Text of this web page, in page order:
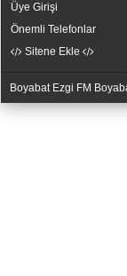
Üye Girişi
Önemli Telefonlar
Sitene Ekle
Boyabat Ezgi FM